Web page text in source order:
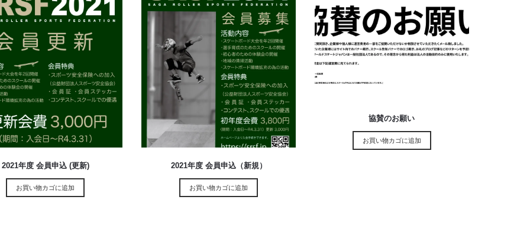
¥3,000
2021年度 会員申込 (更新)
お買い物カゴに追加
¥3,800
2021年度 会員申込（新規）
お買い物カゴに追加
¥5,000
協賛のお願い
お買い物カゴに追加